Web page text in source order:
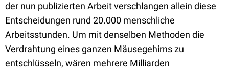
der nun publizierten Arbeit verschlangen allein diese
Entscheidungen rund 20.000 menschliche
Arbeitsstunden. Um mit denselben Methoden die
Verdrahtung eines ganzen Mäusegehirns zu
entschlüsseln, wären mehrere Milliarden